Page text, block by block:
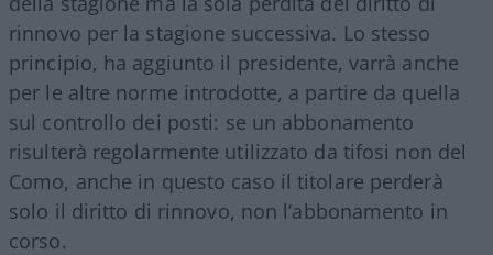
rinnovo per la stagione successiva. Lo stesso
principio, ha aggiunto il presidente, varrà anche
per le altre norme introdotte, a partire da quella
sul controllo dei posti: se un abbonamento
risulterà regolarmente utilizzato da tifosi non del
Como, anche in questo caso il titolare perderà
solo il diritto di rinnovo, non l’abbonamento in
corso.